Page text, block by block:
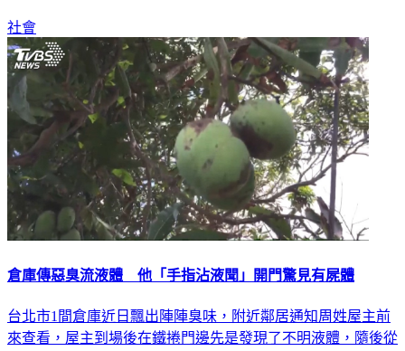
社會
倉庫傳惡臭流液體 他「手指沾液聞」開門驚見有屍體
台北市1間倉庫近日飄出陣陣臭味，附近鄰居通知周姓屋主前
來查看，屋主到場後在鐵捲門邊先是發現了不明液體，隨後從